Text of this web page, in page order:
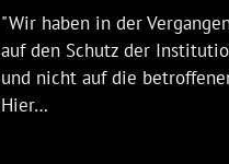
"Wir haben in der
auf den Schutz der
und nicht auf die
Hier…